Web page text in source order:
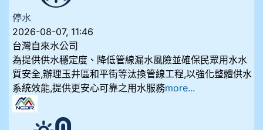
停水
2026-08-07, 11:46
台灣自來水公司
為提供供水穩定度、降低管線漏水風險並確保民眾用水水
質安全,辦理玉井區和平街等汰換管線工程,以強化整體供水
系統效能,提供更安心可靠之用水服務more...